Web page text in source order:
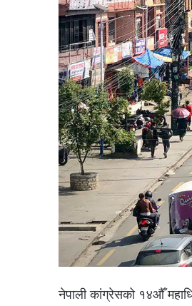
नेपाली कांग्रेसको १४औँ